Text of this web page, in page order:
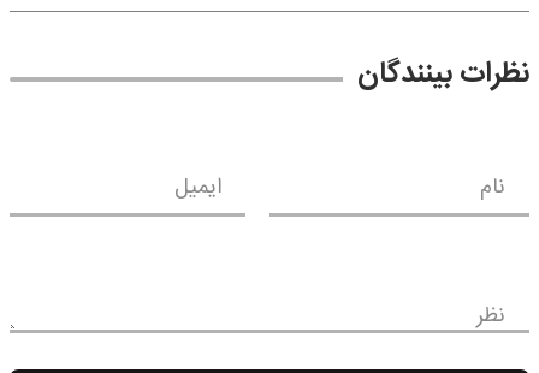
نظرات بینندگان
نام ایمیل
نظر